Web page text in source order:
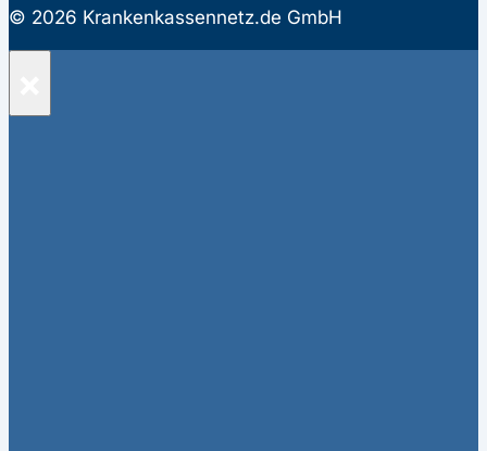
© 2026 Krankenkassennetz.de GmbH